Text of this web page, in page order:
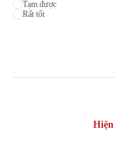
Tạm được
Rất tốt
Hiện